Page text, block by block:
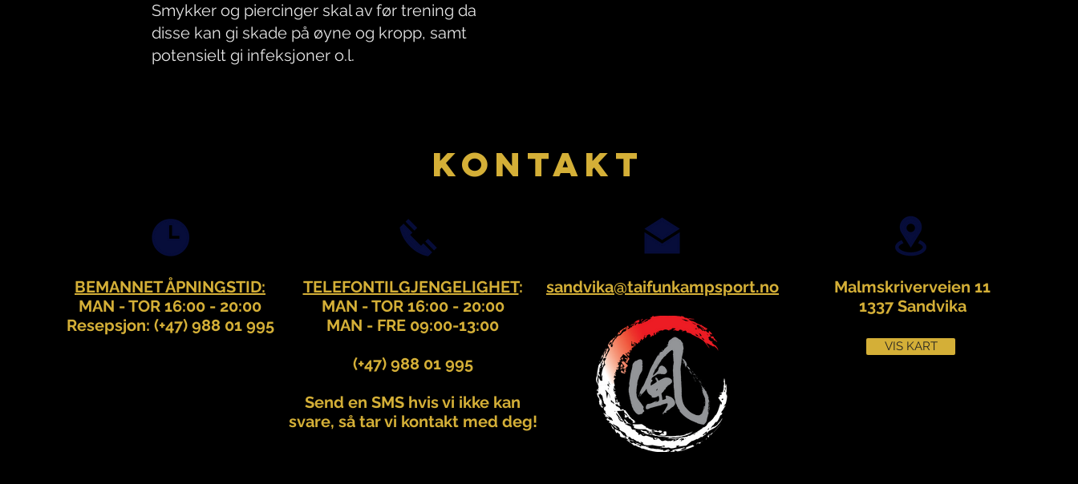
Smykker og piercinger skal av før trening da
disse kan gi skade på øyne og kropp, samt
potensielt gi infeksjoner o.l.
KONTAKT
BEMANNET ÅPNINGSTID:
MAN - TOR 16:00 - 20:00
Resepsjon: (+47) 988 01 995
TELEFONTILGJENGELIGHET:
MAN - TOR 16:00 - 20:00
MAN - FRE 09:00-13:00
(+47) 988 01 995
Send en SMS hvis vi ikke kan
svare, så tar vi kontakt med deg!
sandvika@taifunkampsport.no
Malmskriverveien 11
1337 Sandvika
VIS KART